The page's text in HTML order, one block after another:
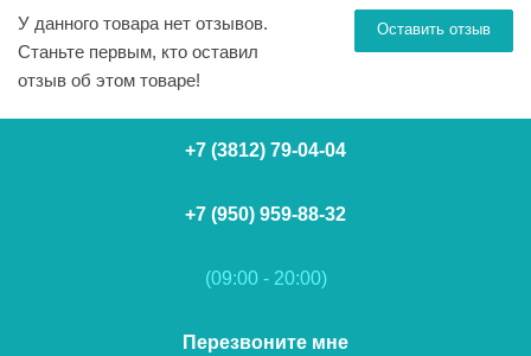
Оставить отзыв
У данного товара нет отзывов.
Станьте первым, кто оставил
отзыв об этом товаре!
+7 (3812) 79-04-04
+7 (950) 959-88-32
(09:00 - 20:00)
Перезвоните мне